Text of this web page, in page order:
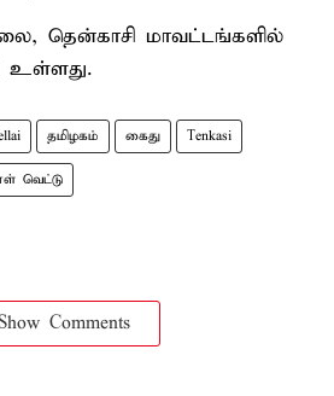
தென்காசி மாவட்டங்களில்
உள்ளது.
தமிழகம் கைது Tenkasi
வெட்டு
Show Comments